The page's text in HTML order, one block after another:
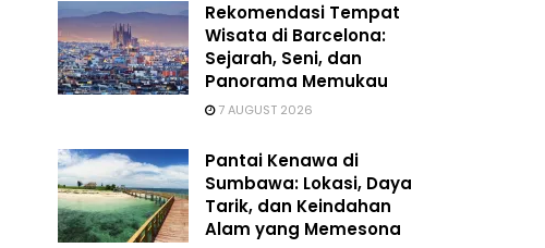
Rekomendasi Tempat
Wisata di Barcelona:
Sejarah, Seni, dan
Panorama Memukau
7 AUGUST 2026
Pantai Kenawa di
Sumbawa: Lokasi, Daya
Tarik, dan Keindahan
Alam yang Memesona